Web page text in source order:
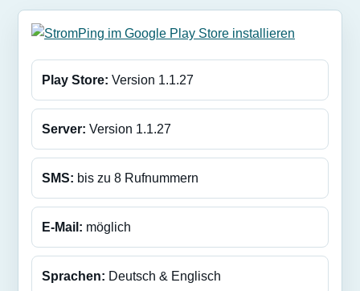
Play Store: Version 1.1.27
Server: Version 1.1.27
SMS: bis zu 8 Rufnummern
E-Mail: möglich
Sprachen: Deutsch & Englisch